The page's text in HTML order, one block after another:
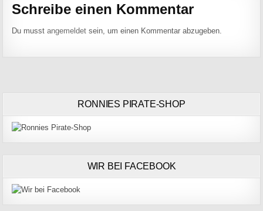
Schreibe einen Kommentar
Du musstangemeldet sein, um einen Kommentar abzugeben.
RONNIES PIRATE-SHOP
WIR BEI FACEBOOK